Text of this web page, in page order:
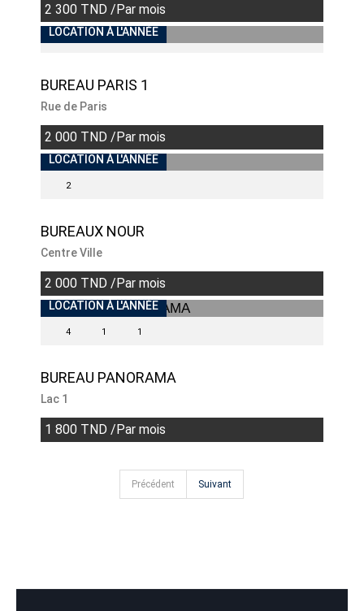
2 300 TND /Par mois
LOCATION À L'ANNÉE
BUREAU PARIS 1
Rue de Paris
2 000 TND /Par mois
LOCATION À L'ANNÉE
2
BUREAUX NOUR
Centre Ville
2 000 TND /Par mois
INDISPONIBLE
LOCATION À L'ANNÉE
4 1 1
BUREAU PANORAMA
Lac 1
1 800 TND /Par mois
Précédent Suivant